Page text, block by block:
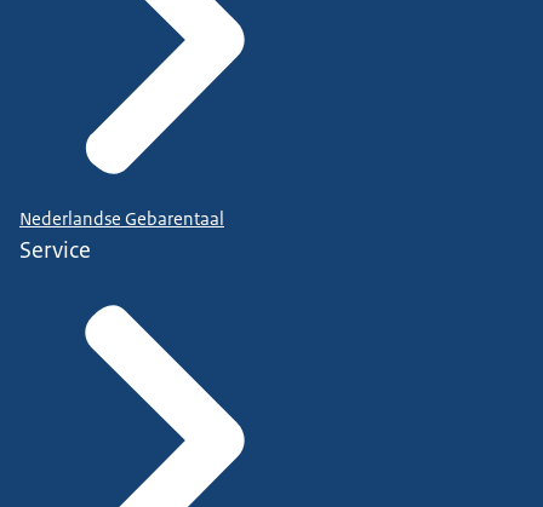
Nederlandse Gebarentaal
Service